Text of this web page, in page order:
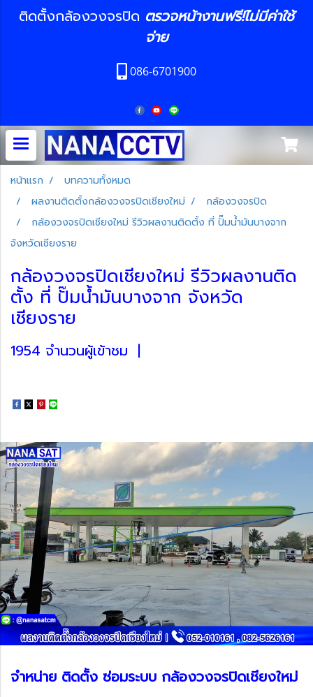
ติดตั้งกล้องวงจรปิด ตรวจหน้างานฟรี!ไม่มีค่าใช้
จ่าย
086-6701900
หน้าแรก
บทความทั้งหมด
ผลงานติดตั้งกล้องวงจรปิดเชียงใหม่
กล้องวงจรปิด
กล้องวงจรปิดเชียงใหม่ รีวิวผลงานติดตั้ง ที่ ปั๊มน้ำมันบางจาก
จังหวัดเชียงราย
กล้องวงจรปิดเชียงใหม่ รีวิวผลงานติด
ตั้ง ที่ ปั๊มน้ำมันบางจาก จังหวัด
เชียงราย
1954 จำนวนผู้เข้าชม |
จำหน่าย ติดตั้ง ซ่อมระบบ กล้องวงจรปิดเชียงใหม่